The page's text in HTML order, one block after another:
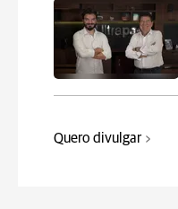
Quero divulgar